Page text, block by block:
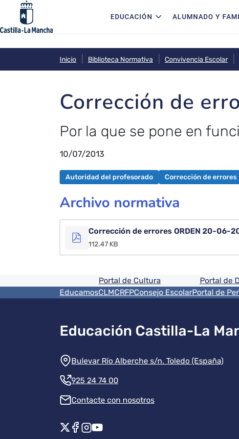
Pasar al contenido principalNavegación principal
EDUCACIÓN ALUMNADO Y
Inicio Biblioteca Normativa Convivencia Escolar
Corrección de
Por la que se pone en
10/07/2013
Autoridad del profesorado Corrección de errores
Archivo normativa
Corrección de errores ORDEN 20-06-
112.47 KB
Pie de pagina información
Portal de Cultura Portal de
Menú del pie
EducamosCLMCRFPConsejo EscolarPortal de
Educación Castilla-La
Información de la institución
Bulevar Río Alberche s/n. Toledo (España)
925 24 74 00
Contacte con nosotros
Redes sociales institución